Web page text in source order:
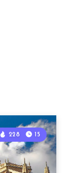
228 15